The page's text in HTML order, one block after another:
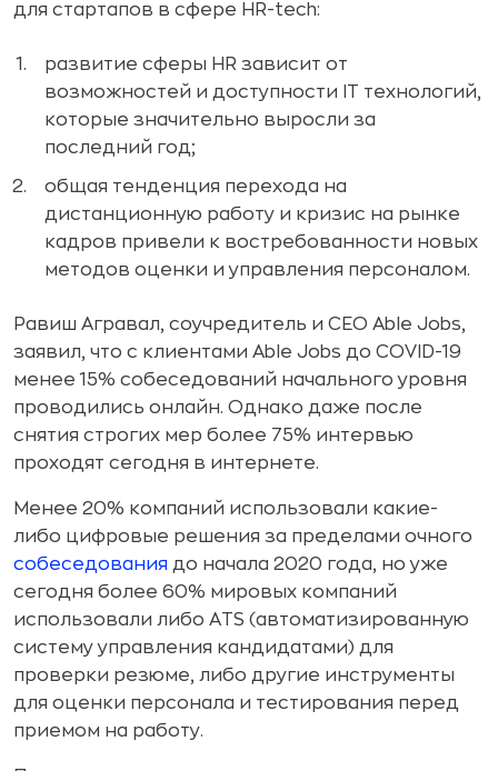
для стартапов в сфере HR-tech:
развитие сферы HR зависит от
возможностей и доступности IT технологий,
которые значительно выросли за
последний год;
общая тенденция перехода на
дистанционную работу и кризис на рынке
кадров привели к востребованности новых
методов оценки и управления персоналом.
Равиш Агравал, соучредитель и CEO Able Jobs,
заявил, что с клиентами Able Jobs до COVID-19
менее 15% собеседований начального уровня
проводились онлайн. Однако даже после
снятия строгих мер более 75% интервью
проходят сегодня в интернете.
Менее 20% компаний использовали какие-
либо цифровые решения за пределами очного
собеседования до начала 2020 года, но уже
сегодня более 60% мировых компаний
использовали либо ATS (автоматизированную
систему управления кандидатами) для
проверки резюме, либо другие инструменты
для оценки персонала и тестирования перед
приемом на работу.